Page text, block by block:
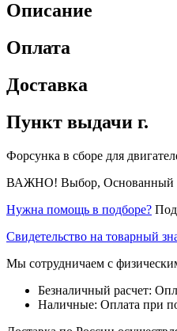
Описание
Оплата
Доставка
Пункт выдачи г.
Форсунка в сборе для
ВАЖНО! Выбор, Основанный на
Нужна помощь в подборе?
Свидетельство на товарный
Мы сотрудничаем с
Безналичный расчет:
Наличные: Оплата при